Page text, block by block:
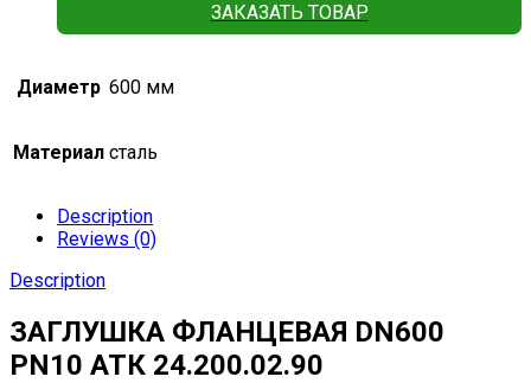
ЗАКАЗАТЬ ТОВАР
Диаметр 600 мм
Материал сталь
Description
Reviews (0)
Description
ЗАГЛУШКА ФЛАНЦЕВАЯ DN600
PN10 АТК 24.200.02.90